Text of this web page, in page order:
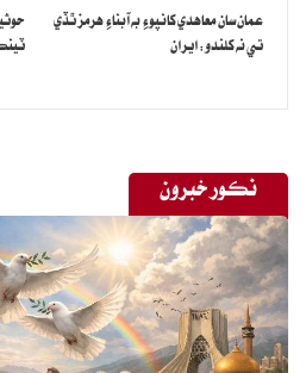
عمان سان معاهدي کانپوءِ به آبناءِ هرمز ٿڏي
تي نه کلندو: ايران
نڪور خبرون